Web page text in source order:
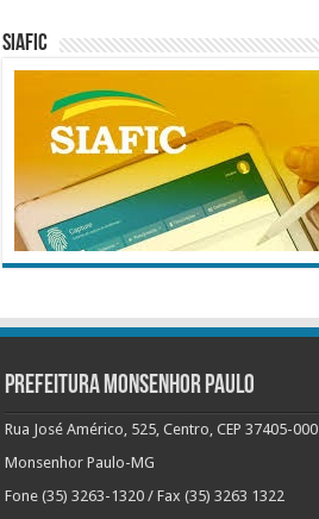
SIAFIC
Prefeitura Monsenhor Paulo
Rua José Américo, 525, Centro, CEP 37405-000
Monsenhor Paulo-MG
Fone (35) 3263-1320 / Fax (35) 3263 1322